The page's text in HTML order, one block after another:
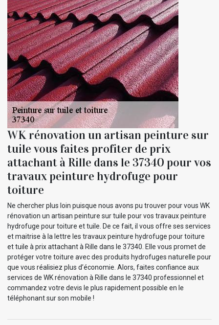
WK rénovation un artisan peinture sur
tuile vous faites profiter de prix
attachant à Rille dans le 37340 pour vos
travaux peinture hydrofuge pour
toiture
Ne chercher plus loin puisque nous avons pu trouver pour vous WK
rénovation un artisan peinture sur tuile pour vos travaux peinture
hydrofuge pour toiture et tuile. De ce fait, il vous offre ses services
et maitrise à la lettre les travaux peinture hydrofuge pour toiture
et tuile à prix attachant à Rille dans le 37340. Elle vous promet de
protéger votre toiture avec des produits hydrofuges naturelle pour
que vous réalisiez plus d’économie. Alors, faites confiance aux
services de WK rénovation à Rille dans le 37340 professionnel et
commandez votre devis le plus rapidement possible en le
téléphonant sur son mobile !